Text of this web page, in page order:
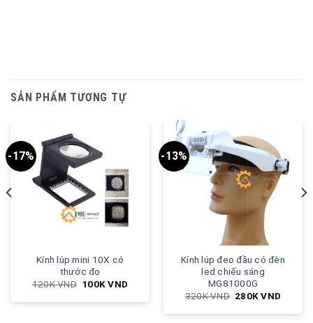
SẢN PHẨM TƯƠNG TỰ
-17%
Kính lúp mini 10X có
thước đo
120KVND 100KVND
-13%
Kính lúp đeo đầu có đèn
led chiếu sáng
MG81000G
320KVND 280KVND